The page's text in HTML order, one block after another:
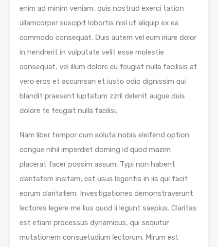
enim ad minim veniam, quis nostrud exerci tation
ullamcorper suscipit lobortis nisl ut aliquip ex ea
commodo consequat. Duis autem vel eum iriure dolor
in hendrerit in vulputate velit esse molestie
consequat, vel illum dolore eu feugiat nulla facilisis at
vero eros et accumsan et iusto odio dignissim qui
blandit praesent luptatum zzril delenit augue duis
dolore te feugait nulla facilisi.
Nam liber tempor cum soluta nobis eleifend option
congue nihil imperdiet doming id quod mazim
placerat facer possim assum. Typi non habent
claritatem insitam; est usus legentis in iis qui facit
eorum claritatem. Investigationes demonstraverunt
lectores legere me lius quod ii legunt saepius. Claritas
est etiam processus dynamicus, qui sequitur
mutationem consuetudium lectorum. Mirum est